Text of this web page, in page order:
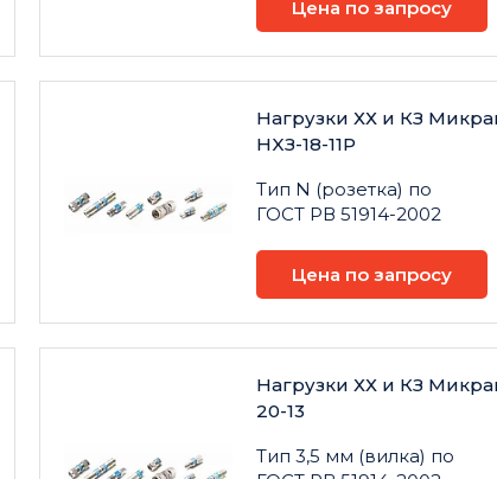
Цена по запросу
Нагрузки ХХ и КЗ
НXЗ-18-11Р
Тип N (розетка) по
ГОСТ РВ 51914-2002
Цена по запросу
Нагрузки ХХ и КЗ
20-13
Тип 3,5 мм (вилка) по